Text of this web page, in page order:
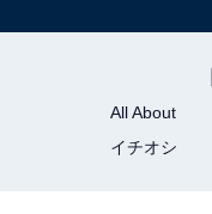
All About
イチオシ